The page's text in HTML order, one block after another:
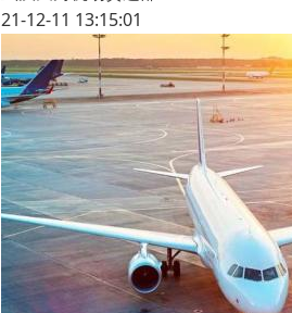
21-12-11 13:15:01